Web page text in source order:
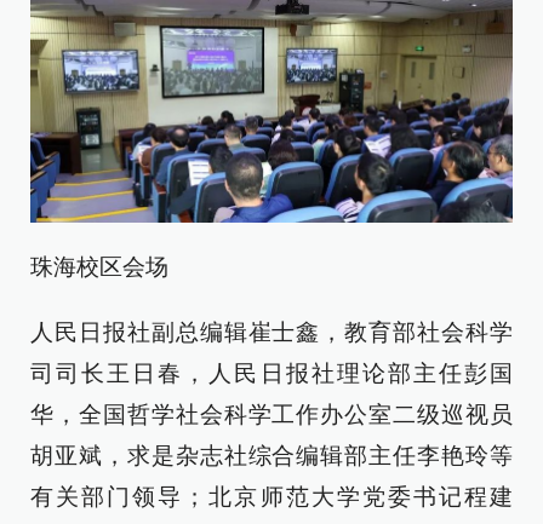
珠海校区会场
人民日报社副总编辑崔士鑫，教育部社会科学
司司长王日春，人民日报社理论部主任彭国
华，全国哲学社会科学工作办公室二级巡视员
胡亚斌，求是杂志社综合编辑部主任李艳玲等
有关部门领导；北京师范大学党委书记程建